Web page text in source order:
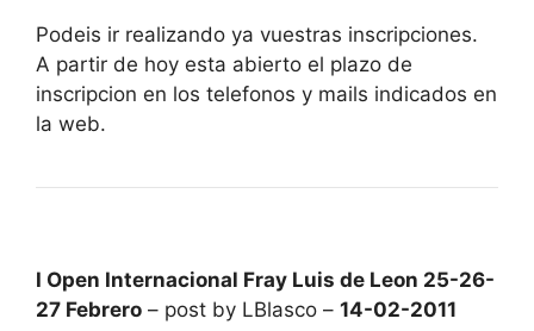
Podeis ir realizando ya vuestras inscripciones.
A partir de hoy esta abierto el plazo de
inscripcion en los telefonos y mails indicados en
la web.
I Open Internacional Fray Luis de Leon 25-26-
27 Febrero – post by LBlasco – 14-02-2011